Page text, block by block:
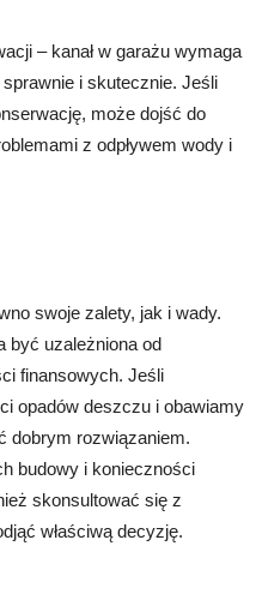
– kanał w garażu wymaga
sprawnie i skutecznie. Jeśli
może dojść do
z odpływem wody i
swoje zalety, jak i wady.
być uzależniona od
finansowych. Jeśli
opadów deszczu i obawiamy
dobrym rozwiązaniem.
budowy i konieczności
skonsultować się z
właściwą decyzję.